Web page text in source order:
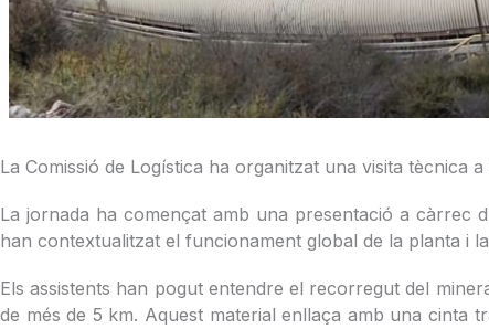
La Comissió de Logística ha organitzat una visita tècnica a
La jornada ha començat amb una presentació a càrrec
han contextualitzat el funcionament global de la planta i
Els assistents han pogut entendre el recorregut del
de més de 5 km. Aquest material enllaça amb una cinta